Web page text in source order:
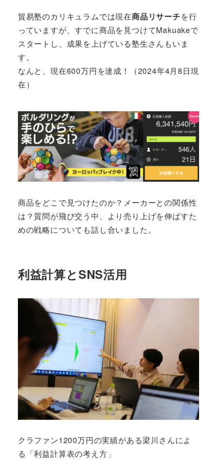
貿易塾のカリキュラムでは現在商品リサーチを行
っていますが、すでに商品を見つけてMakuakeで
スタートし、成果を上げている塾生さんもいま
す。
なんと、現在600万円を達成！（2024年4月8日現
在）
商品をどこで見つけたのか？メーカーとの関係性
は？質問が飛び交う中、より売り上げを伸ばすた
めの戦略についても話し合いました。
利益計算とSNS活用
クラファン1200万円の実績がある梁川さんによ
る「利益計算表の考え方」